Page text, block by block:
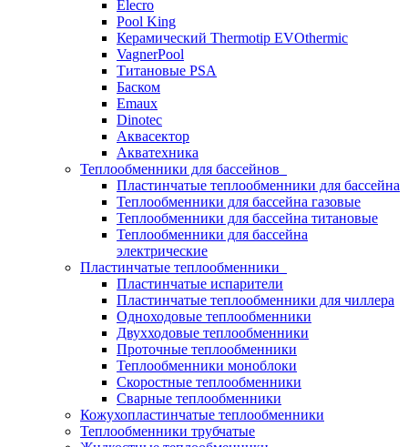
Elecro
Pool King
Керамический Thermotip EVOthermic
VagnerPool
Титановые PSA
Баском
Emaux
Dinotec
Аквасектор
Акватехника
Теплообменники для бассейнов
Пластинчатые теплообменники для бассейна
Теплообменники для бассейна газовые
Теплообменники для бассейна титановые
Теплообменники для бассейна
электрические
Пластинчатые теплообменники
Пластинчатые испарители
Пластинчатые теплообменники для чиллера
Одноходовые теплообменники
Двухходовые теплообменники
Проточные теплообменники
Теплообменники моноблоки
Скоростные теплообменники
Сварные теплообменники
Кожухопластинчатые теплообменники
Теплообменники трубчатые